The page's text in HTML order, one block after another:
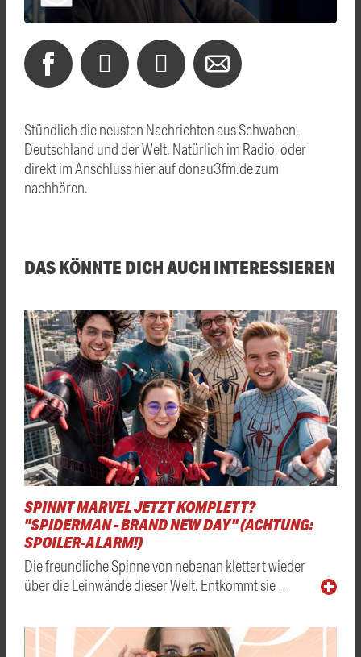
Stündlich die neusten Nachrichten aus Schwaben,
Deutschland und der Welt. Natürlich im Radio, oder
direkt im Anschluss hier auf donau3fm.de zum
nachhören.
DAS KÖNNTE DICH AUCH INTERESSIEREN
SPINNT MARVEL JETZT KOMPLETT?
"SPIDERMAN - BRAND NEW DAY" (ACHTUNG:
SPOILER-ALARM!)
Die freundliche Spinne von nebenan klettert wieder
über die Leinwände dieser Welt. Entkommt sie …